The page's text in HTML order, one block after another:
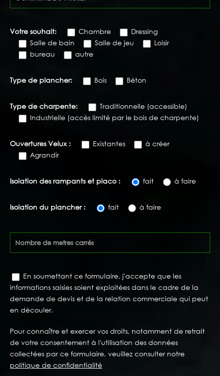
Votre souhait: Chambre
Dressing
Salle de bain
Salle de jeu
Loisir
bureau
autre
Type de plancher: Bois Béton
Type de charpente:
Traditionnelle (accessible)
Industrielle (accès limité par le bois de charpente)
Ouvertures Velux : Existantes
à créer
Agrandir
Isolation des rampants et placo : fait à faire
Isolation du plancher : fait à faire
En soumettant ce formulaire, j'accepte que les
informations saisies soient exploitées dans le cadre de la
demande de devis et de la relation commerciale qui peut
en découler.
Pour connaître et exercer vos droits, notamment de retrait
de votre consentement à l'utilisation des données
collectées par ce formulaire, veuillez consulter notre
politique de confidentialité